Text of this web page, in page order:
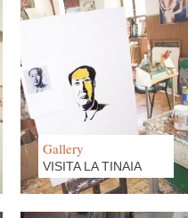
Gallery
VISITA LA TINAIA